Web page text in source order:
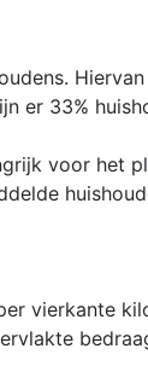
er 33%
voor het
vierkante